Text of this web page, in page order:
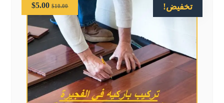
تخفيض! $10.00
$5.00